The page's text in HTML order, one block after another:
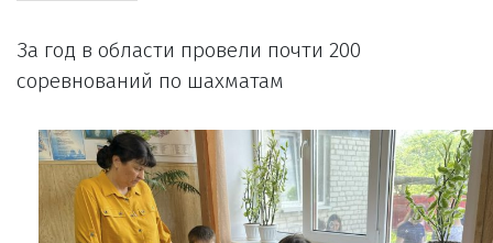
За год в области провели почти 200
соревнований по шахматам